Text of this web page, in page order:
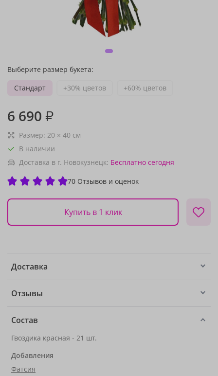
Выберите размер букета:
Стандарт
+30% цветов +60% цветов
6 690 ₽
Размер: 20 × 40 см
В наличии
Доставка в г. Новокузнецк: Бесплатно сегодня
70 Отзывов и оценок
Купить в 1 клик
Доставка
Отзывы
Состав
Гвоздика красная - 21 шт.
Добавления
Фатсия